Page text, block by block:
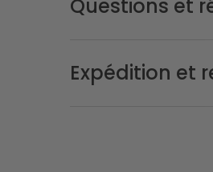
Questions et
Expédition et